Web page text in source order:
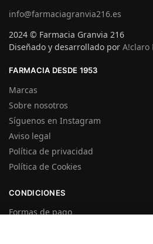
info@farmaciagranvia216.es
2024 © Farmacia Granvia 216
Diseñado y desarrollado por A!claro
FARMACIA DESDE 1953
Marcas
Sobre nosotros
Síguenos en Instagram
Aviso legal
Política de privacidad
Política de Cookies
CONDICIONES
Formas de pago